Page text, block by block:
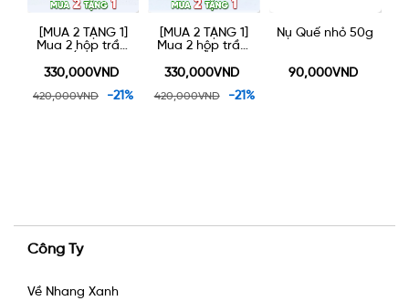
[MUA 2 TẶNG 1]
Mua 2 hộp trầm
tặng một lư gốm
xông trầm 90k
330,000VND
420,000VND -21%
[MUA 2 TẶNG 1]
Mua 2 hộp trầm
tặng một lư gốm
xông trầm 90k
330,000VND
420,000VND -21%
Nụ Quế nhỏ 50g
90,000VND
Công Ty
Về Nhang Xanh